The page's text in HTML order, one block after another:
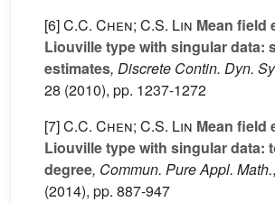
[6]C.C. Chen; C.S. Lin Mean field
Liouville type with singular data:
estimates, Discrete Contin. Dyn.
28 (2010), pp. 1237-1272
[7]C.C. Chen; C.S. Lin Mean field
Liouville type with singular data:
degree, Commun. Pure Appl. Math.
(2014), pp. 887-947